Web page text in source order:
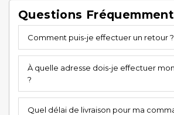
Questions
Comment puis-je effectuer un retour ?
À quelle adresse dois-je effectuer
?
Quel délai de livraison pour ma